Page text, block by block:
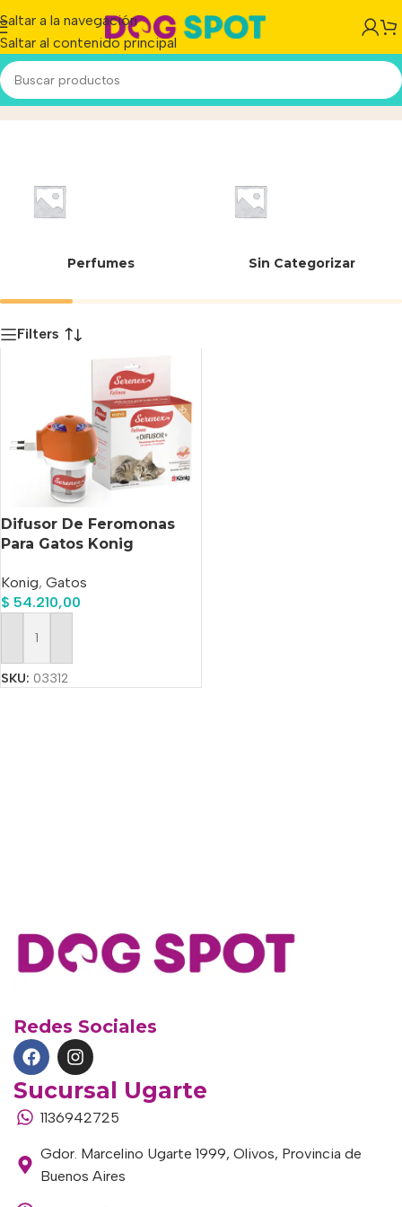
Saltar a la navegación
Saltar al contenido principal
FeromonasInicio/Producto
Perfumes Sin Categorizar
Filters
Difusor De Feromonas
Para Gatos Konig
Conducta
Konig, Gatos
$ 54.210,00
Añadir Al Carrito
SKU: 03312
Redes Sociales
Sucursal Ugarte
1136942725
Gdor. Marcelino Ugarte 1999, Olivos, Provincia de
Buenos Aires